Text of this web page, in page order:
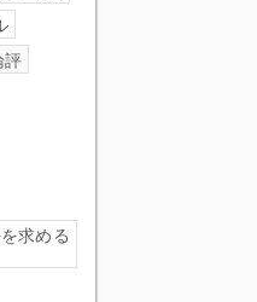
評
求める